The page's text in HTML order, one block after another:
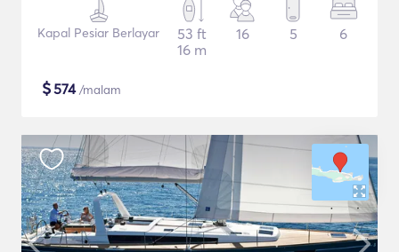
Kapal Pesiar Berlayar
53 ft
16 m
16 5 6
$574/malam